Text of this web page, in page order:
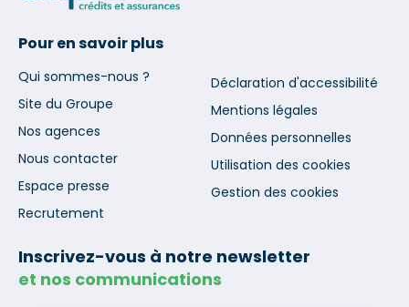
Pour en savoir plus
Qui sommes-nous ?
Site du Groupe
Nos agences
Nous contacter
Espace presse
Recrutement
Déclaration d'accessibilité
Mentions légales
Données personnelles
Utilisation des cookies
Gestion des cookies
Inscrivez-vous à notre newsletter
et nos communications